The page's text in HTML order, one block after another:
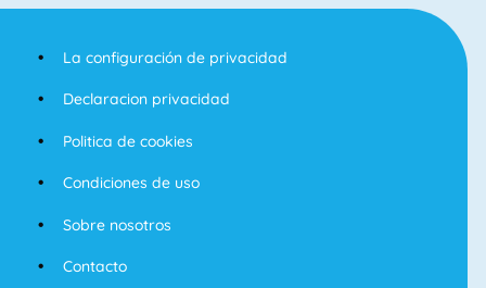
La configuración de privacidad
Declaracion privacidad
Politica de cookies
Condiciones de uso
Sobre nosotros
Contacto